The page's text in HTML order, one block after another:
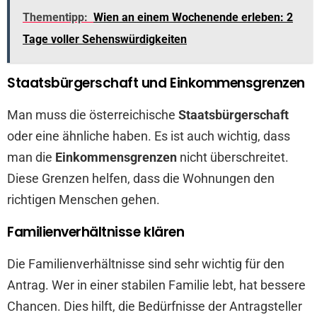
Thementipp: Wien an einem Wochenende erleben: 2
Tage voller Sehenswürdigkeiten
Staatsbürgerschaft und Einkommensgrenzen
Man muss die österreichische Staatsbürgerschaft
oder eine ähnliche haben. Es ist auch wichtig, dass
man die Einkommensgrenzen nicht überschreitet.
Diese Grenzen helfen, dass die Wohnungen den
richtigen Menschen gehen.
Familienverhältnisse klären
Die Familienverhältnisse sind sehr wichtig für den
Antrag. Wer in einer stabilen Familie lebt, hat bessere
Chancen. Dies hilft, die Bedürfnisse der Antragsteller